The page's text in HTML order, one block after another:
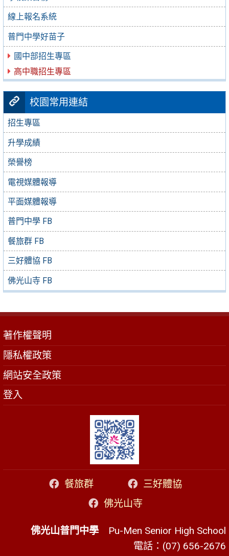
線上報名系統
普門中學好苗子
國中部招生專區
高中職招生專區
校園常用連結
招生專區
升學成績
榮譽榜
電視媒體報導
平面媒體報導
普門中學 FB
餐旅群 FB
三好體協 FB
佛光山寺 FB
著作權聲明
隱私權政策
網站安全政策
登入
餐旅群
三好體協
佛光山寺
佛光山普門中學 Pu-Men Senior High School
電話：(07) 656-2676